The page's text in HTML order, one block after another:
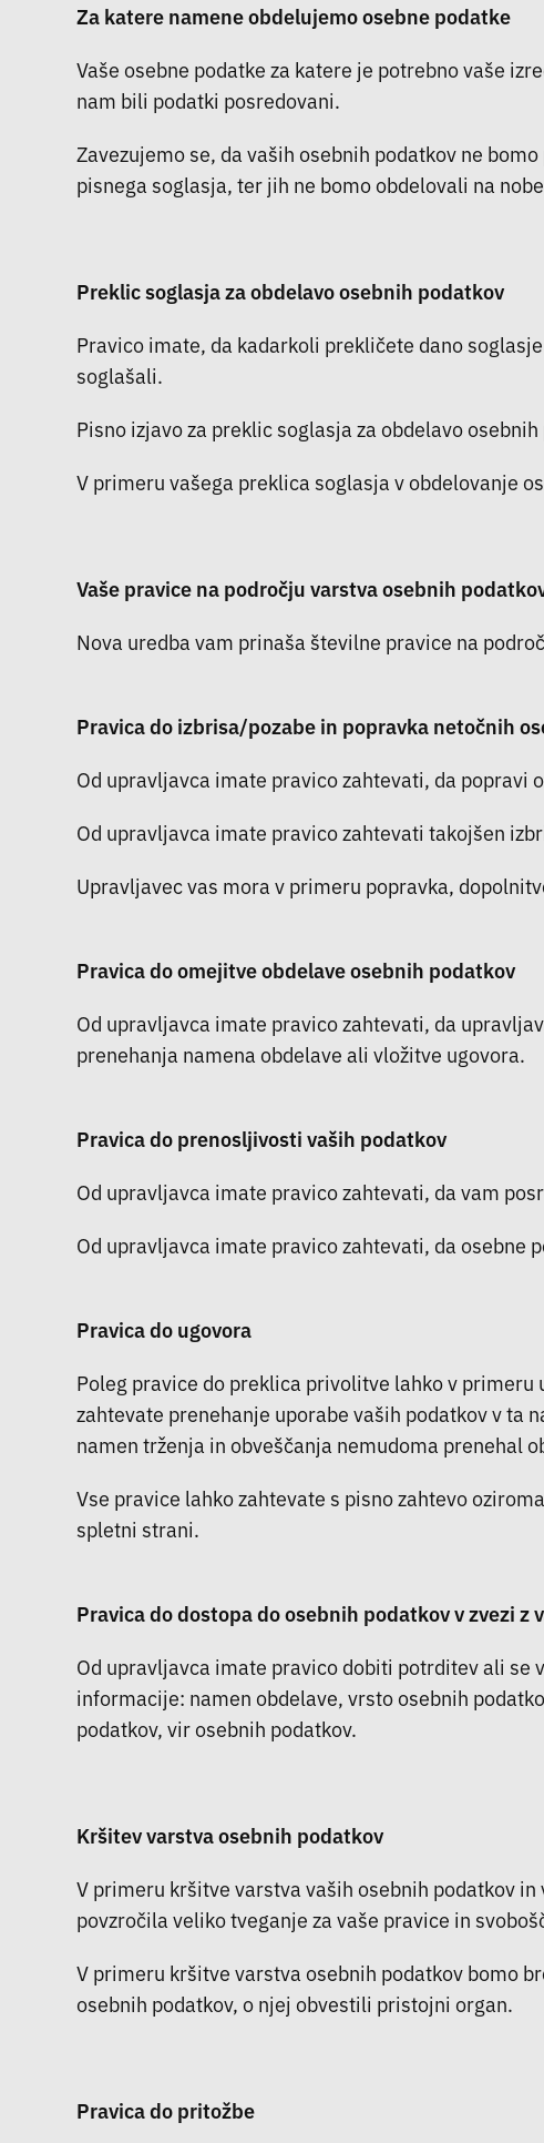
Za katere namene obdelujemo osebne podatke
Vaše osebne podatke za katere je potrebno vaše
nam bili podatki posredovani.
Zavezujemo se, da vaših osebnih podatkov ne
pisnega soglasja, ter jih ne bomo obdelovali na
Preklic soglasja za obdelavo osebnih podatkov
Pravico imate, da kadarkoli prekličete dano
soglašali.
Pisno izjavo za preklic soglasja za obdelavo
V primeru vašega preklica soglasja v obdelovanje
Vaše pravice na področju varstva osebnih
Nova uredba vam prinaša številne pravice na
Pravica do izbrisa/pozabe in popravka netočnih
Od upravljavca imate pravico zahtevati, da popravi
Od upravljavca imate pravico zahtevati takojšen
Upravljavec vas mora v primeru popravka,
Pravica do omejitve obdelave osebnih podatkov
Od upravljavca imate pravico zahtevati, da
prenehanja namena obdelave ali vložitve ugovora.
Pravica do prenosljivosti vaših podatkov
Od upravljavca imate pravico zahtevati, da vam
Od upravljavca imate pravico zahtevati, da osebne
Pravica do ugovora
Poleg pravice do preklica privolitve lahko v
zahtevate prenehanje uporabe vaših podatkov v ta
namen trženja in obveščanja nemudoma prenehal
Vse pravice lahko zahtevate s pisno zahtevo
spletni strani.
Pravica do dostopa do osebnih podatkov v zvezi z
Od upravljavca imate pravico dobiti potrditev ali se
informacije: namen obdelave, vrsto osebnih
podatkov, vir osebnih podatkov.
Kršitev varstva osebnih podatkov
V primeru kršitve varstva vaših osebnih podatkov
povzročila veliko tveganje za vaše pravice in
V primeru kršitve varstva osebnih podatkov bomo
osebnih podatkov, o njej obvestili pristojni organ.
Pravica do pritožbe